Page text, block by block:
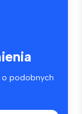
podobnych